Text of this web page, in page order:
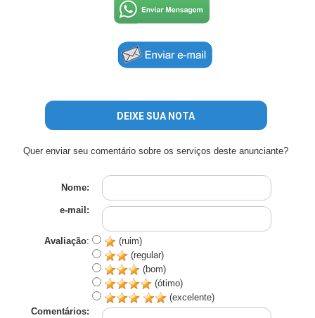
DEIXE SUA NOTA
Quer enviar seu comentário sobre os serviços deste anunciante?
Nome:
e-mail:
Avaliação:
(ruim)
(regular)
(bom)
(ótimo)
(excelente)
Comentários: